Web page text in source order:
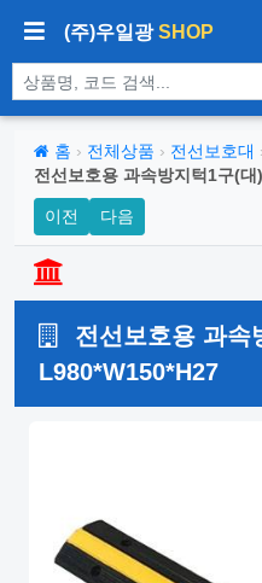
(주)우일광SHOP
상품 검색
홈 › 전체상품 › 전선보호대
전선보호용 과속방지턱1구(
이전 다음
전선보호용 과속
L980*W150*H27